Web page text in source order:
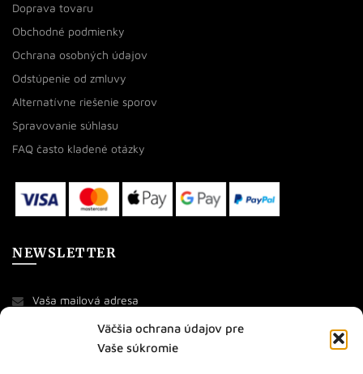
Väčšia ochrana údajov pre
Vaše súkromie
Doprava tovaru
Obchodné podmienky
Ochrana osobných údajov
Odstúpenie od zmluvy
Alternatívne riešenie sporov
Spravovanie súhlasu
FAQ často kladené otázky
NEWSLETTER